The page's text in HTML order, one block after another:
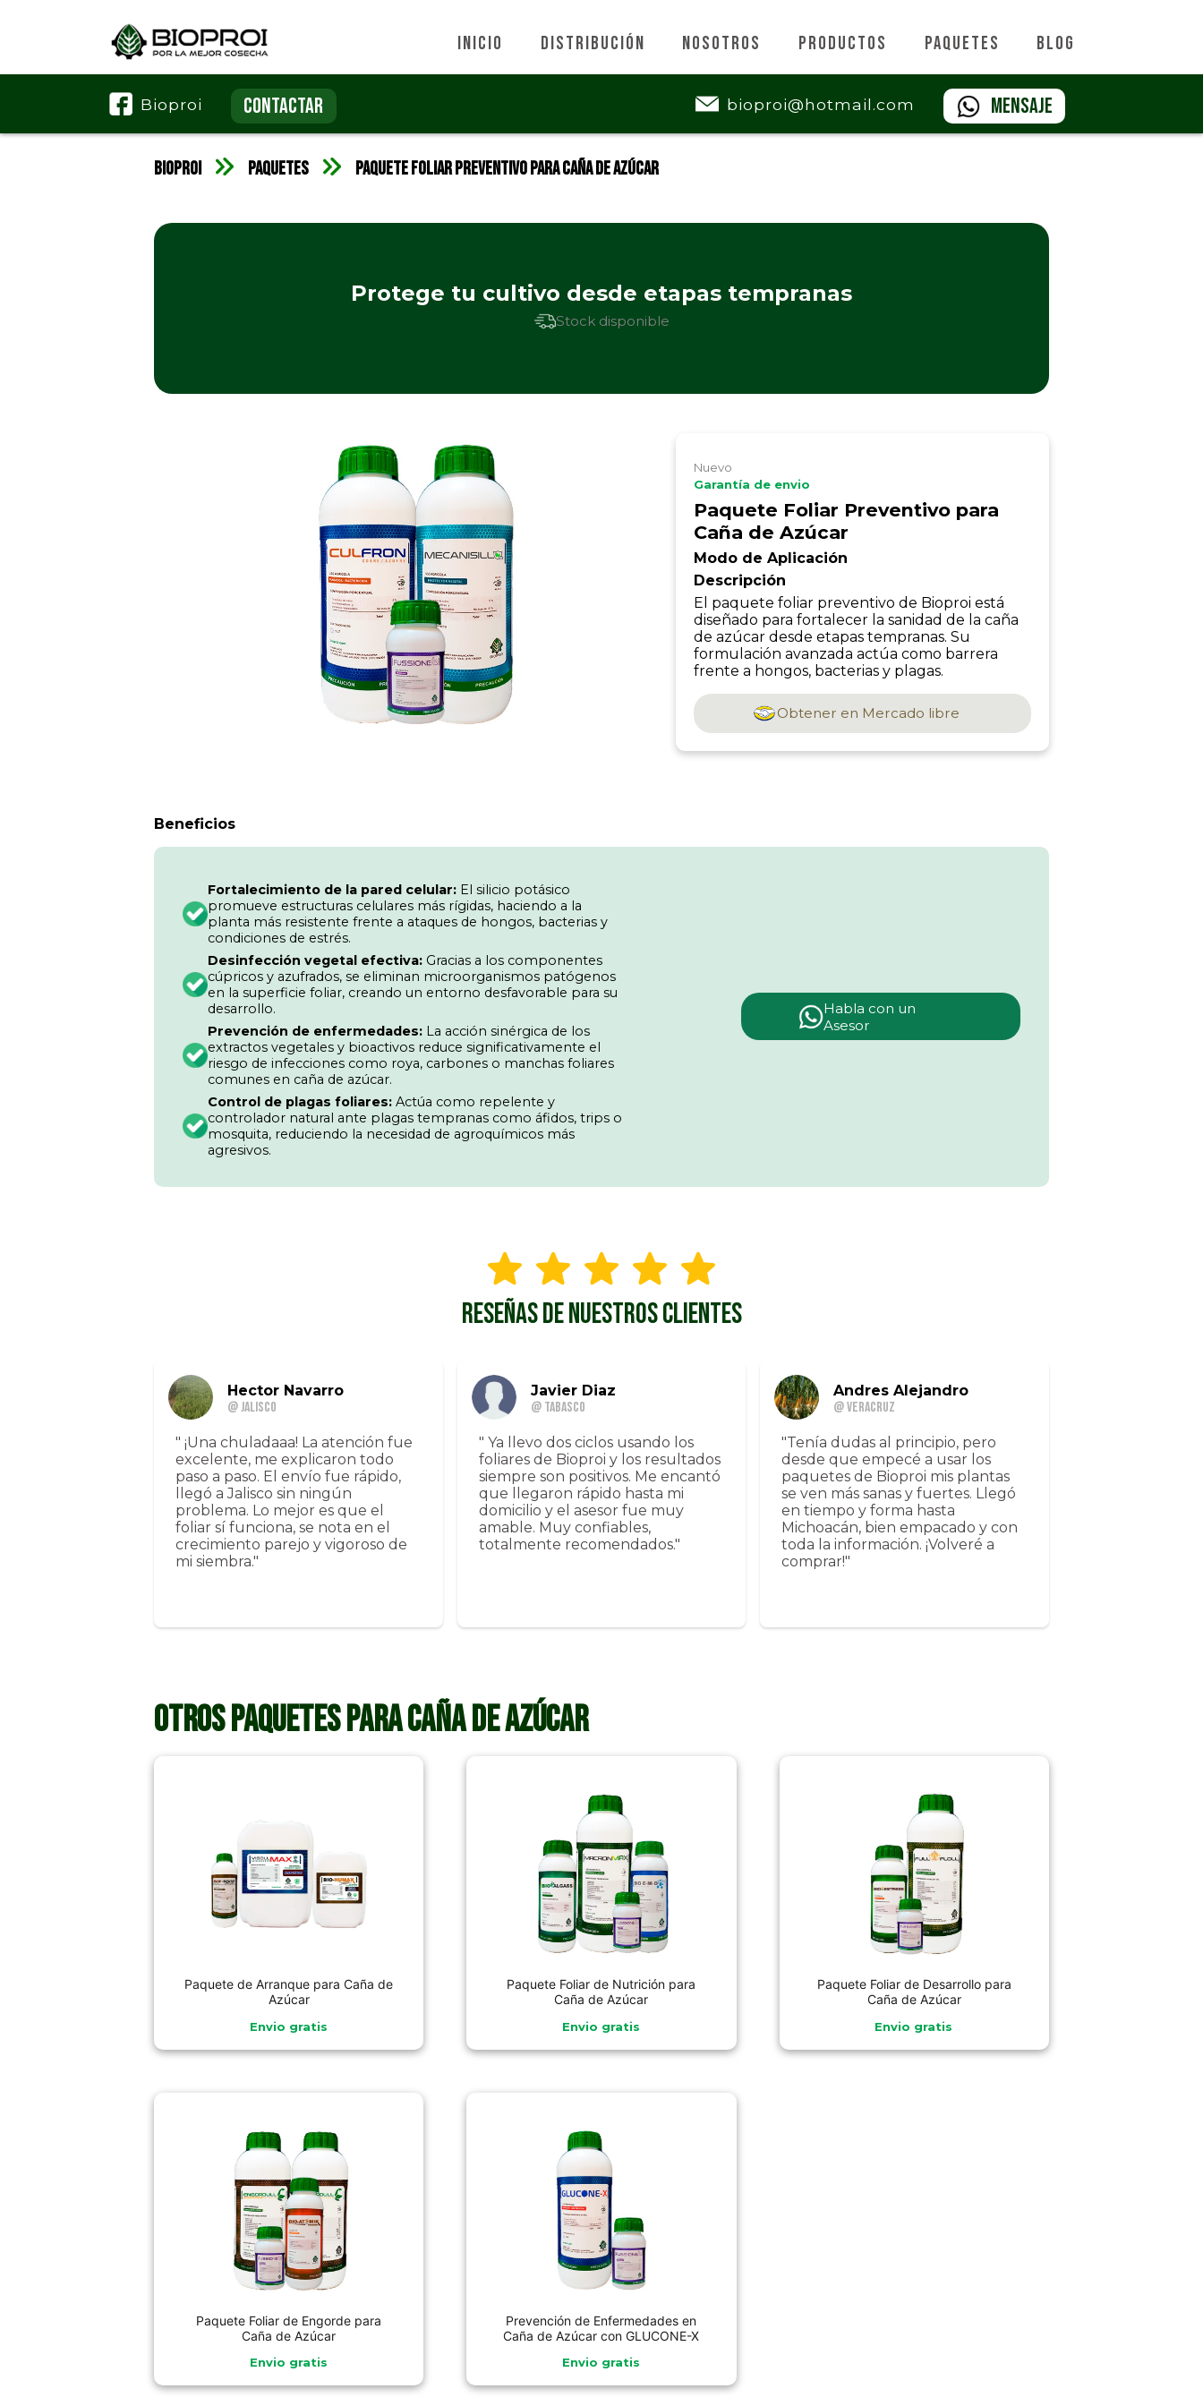
Inicio Distribución Nosotros Productos Paquetes Blog
Bioproi CONTACTAR bioproi@hotmail.com Mensaje
Bioproi Paquetes Paquete Foliar Preventivo para Caña de Azúcar
Protege tu cultivo desde etapas tempranas
Stock disponible
Nuevo
Garantía de envio
Paquete Foliar Preventivo para
Caña de Azúcar
Modo de Aplicación
Descripción
El paquete foliar preventivo de Bioproi está
diseñado para fortalecer la sanidad de la caña
de azúcar desde etapas tempranas. Su
formulación avanzada actúa como barrera
frente a hongos, bacterias y plagas.
Obtener en Mercado libre
Beneficios
Fortalecimiento de la pared celular: El silicio potásico
promueve estructuras celulares más rígidas, haciendo a la
planta más resistente frente a ataques de hongos, bacterias y
condiciones de estrés.
Desinfección vegetal efectiva: Gracias a los componentes
cúpricos y azufrados, se eliminan microorganismos patógenos
en la superficie foliar, creando un entorno desfavorable para su
desarrollo.
Prevención de enfermedades: La acción sinérgica de los
extractos vegetales y bioactivos reduce significativamente el
riesgo de infecciones como roya, carbones o manchas foliares
comunes en caña de azúcar.
Control de plagas foliares: Actúa como repelente y
controlador natural ante plagas tempranas como áfidos, trips o
mosquita, reduciendo la necesidad de agroquímicos más
agresivos.
Habla con un
Asesor
RESEÑAS DE NUESTROS CLIENTES
Hector Navarro
@ Jalisco
" ¡Una chuladaaa! La atención fue
excelente, me explicaron todo
paso a paso. El envío fue rápido,
llegó a Jalisco sin ningún
problema. Lo mejor es que el
foliar sí funciona, se nota en el
crecimiento parejo y vigoroso de
mi siembra."
Javier Diaz
@ Tabasco
" Ya llevo dos ciclos usando los
foliares de Bioproi y los resultados
siempre son positivos. Me encantó
que llegaron rápido hasta mi
domicilio y el asesor fue muy
amable. Muy confiables,
totalmente recomendados."
Andres Alejandro
@ Veracruz
"Tenía dudas al principio, pero
desde que empecé a usar los
paquetes de Bioproi mis plantas
se ven más sanas y fuertes. Llegó
en tiempo y forma hasta
Michoacán, bien empacado y con
toda la información. ¡Volveré a
comprar!"
Otros paquetes para Caña de Azúcar
Paquete de Arranque para Caña de
Azúcar
Envio gratis
Paquete Foliar de Nutrición para
Caña de Azúcar
Envio gratis
Paquete Foliar de Desarrollo para
Caña de Azúcar
Envio gratis
Paquete Foliar de Engorde para
Caña de Azúcar
Envio gratis
Prevención de Enfermedades en
Caña de Azúcar con GLUCONE-X
Envio gratis